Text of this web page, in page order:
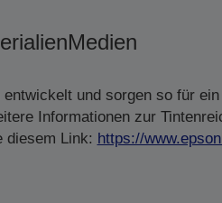
Medien
und sorgen so für
Informationen zur
diesem Link: https://